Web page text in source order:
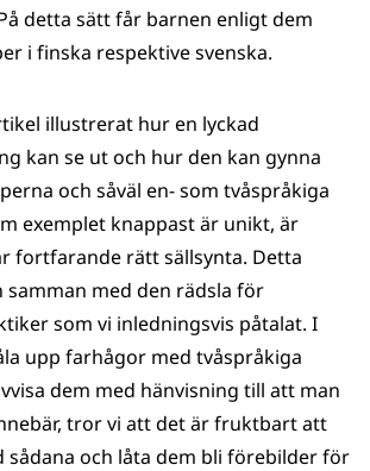
detta sätt får barnen enligt dem
i finska respektive svenska.
illustrerat hur en lyckad
kan se ut och hur den kan gynna
och såväl en- som tvåspråkiga
exemplet knappast är unikt, är
fortfarande rätt sällsynta. Detta
samman med den rädsla för
som vi inledningsvis påtalat. I
upp farhågor med tvåspråkiga
dem med hänvisning till att man
tror vi att det är fruktbart att
sådana och låta dem bli förebilder för